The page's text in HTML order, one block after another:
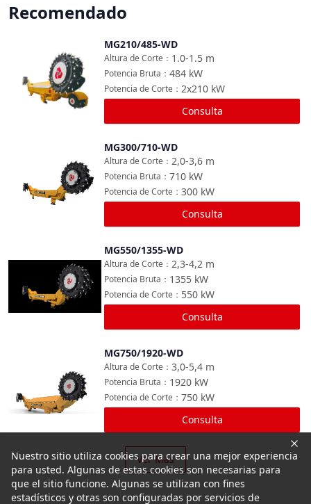
Recomendado
Comparar
MG210/485-WD
1.0-1.5 m
Altura de Corte ：
484 kW
Potencia Bruta ：
2x210 kW
Potencia de Corte ：
Consulta
MG300/710-WD
2,0-3,6 m
Altura de Corte ：
710 kW
Potencia Bruta ：
300 kW
Potencia de Corte ：
Consulta
MG550/1355-WD
2,3-4,2 m
Altura de Corte ：
1355 kW
Potencia Bruta ：
550 kW
Potencia de Corte ：
Consulta
MG750/1920-WD
3,0-5,4 m
Altura de Corte ：
1920 kW
Potencia Bruta ：
750 kW
Potencia de Corte ：
Consulta
Ver Más
Nuestro sitio utiliza cookies para crear una mejor experiencia
para usted. Algunas de estas cookies son necesarias para
que el sitio funcione. Algunas se utilizan con fines
estadísticos y otras son configuradas por servicios de